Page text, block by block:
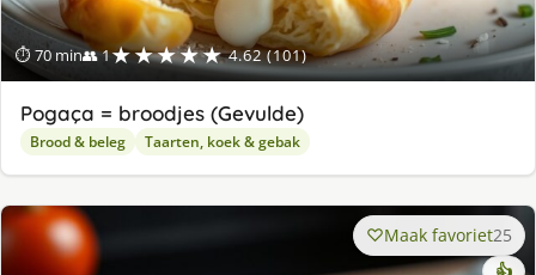
⏱ 70 min👥 1★★★★★ 4.62 (101)
Pogaça = broodjes (Gevulde)
Brood & beleg Taarten, koek & gebak
Maak favoriet25